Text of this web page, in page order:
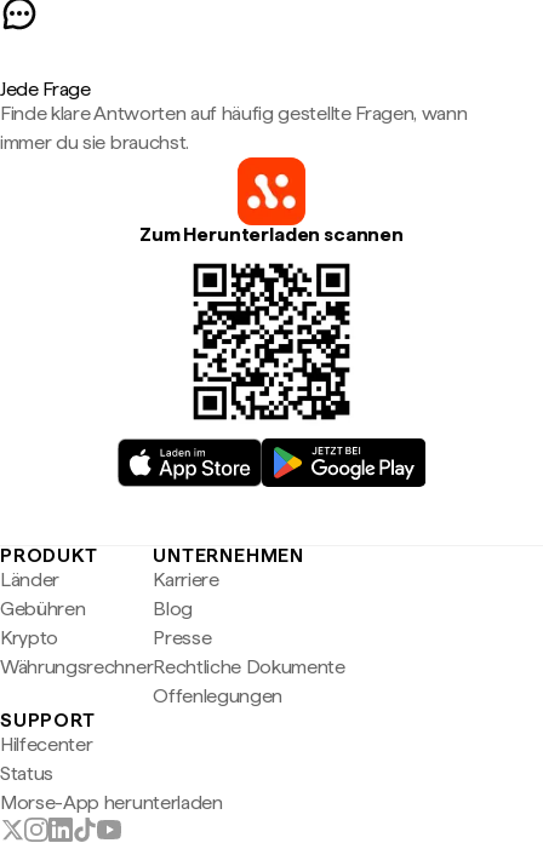
Jede Frage
Finde klare Antworten auf häufig gestellte Fragen, wann
immer du sie brauchst.
Zum Herunterladen scannen
PRODUKT
Länder
Gebühren
Krypto
Währungsrechner
UNTERNEHMEN
Karriere
Blog
Presse
Rechtliche Dokumente
Offenlegungen
SUPPORT
Hilfecenter
Status
Morse-App herunterladen